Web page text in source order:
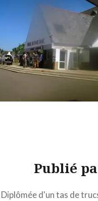
Publié
Diplômée d'un tas de